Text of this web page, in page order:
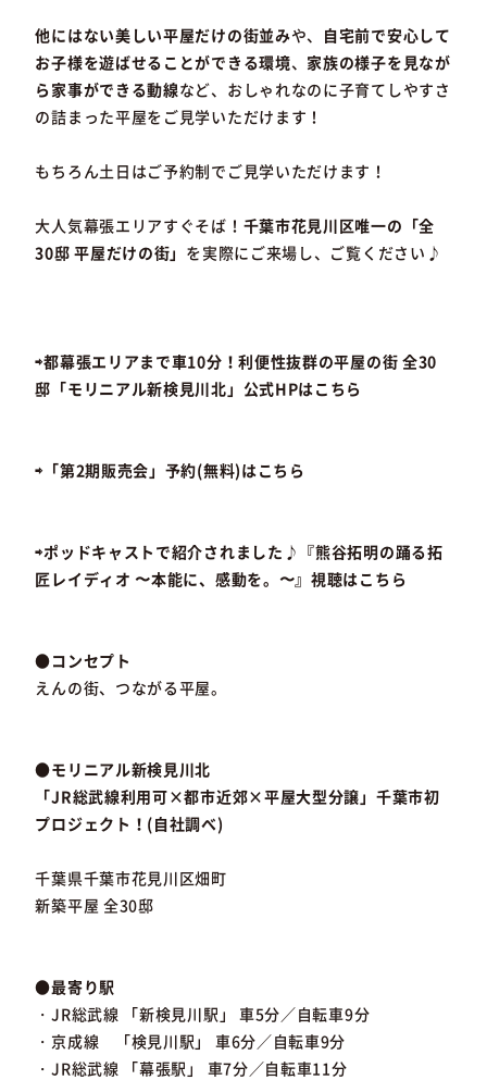
他にはない美しい平屋だけの街並みや、 自宅前で安心して
お子様を遊ばせることができる環境、 家族の様子を見なが
ら家事ができる動線など、おしゃれなのに子育てしやすさ
の詰まった平屋をご見学いただけます！
もちろん土日はご予約制でご見学いただけます！
大人気幕張エリアすぐそば！ 千葉市花見川区唯一の「全
30邸 平屋だけの街」 を実際にご来場し、ご覧ください♪
⇨都幕張エリアまで車10分！利便性抜群の平屋の街 全30
邸「モリニアル新検見川北」公式HPはこちら
⇨「第2期販売会」予約(無料)はこちら
⇨ポッドキャストで紹介されました♪『熊谷拓明の踊る拓
匠レイディオ 〜本能に、感動を。〜』視聴はこちら
●コンセプト
えんの街、つながる平屋。
●モリニアル新検見川北
「JR総武線利用可×都市近郊×平屋大型分譲」千葉市初
プロジェクト！(自社調べ)
千葉県千葉市花見川区畑町
新築平屋 全30邸
●最寄り駅
・JR総武線 「新検見川駅」 車5分／自転車9分
・京成線 「検見川駅」 車6分／自転車9分
・JR総武線 「幕張駅」 車7分／自転車11分